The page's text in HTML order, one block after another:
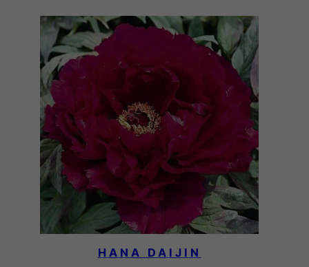
HANA DAIJIN